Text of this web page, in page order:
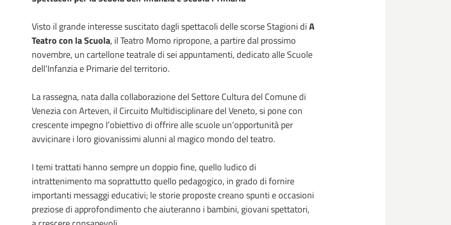
Visto il grande interesse suscitato dagli spettacoli delle scorse Stagioni diA
Teatro con la Scuola, il Teatro Momo ripropone, a partire dal prossimo
novembre, un cartellone teatrale di sei appuntamenti, dedicato alle Scuole
dell’Infanzia e Primarie del territorio.
La rassegna, nata dalla collaborazione del Settore Cultura del Comune di
Venezia con Arteven, il Circuito Multidisciplinare del Veneto, si pone con
crescente impegno l’obiettivo di offrire alle scuole un’opportunità per
avvicinare i loro giovanissimi alunni al magico mondo del teatro.
I temi trattati hanno sempre un doppio fine, quello ludico di
intrattenimento ma soprattutto quello pedagogico, in grado di fornire
importanti messaggi educativi; le storie proposte creano spunti e occasioni
preziose di approfondimento che aiuteranno i bambini, giovani spettatori,